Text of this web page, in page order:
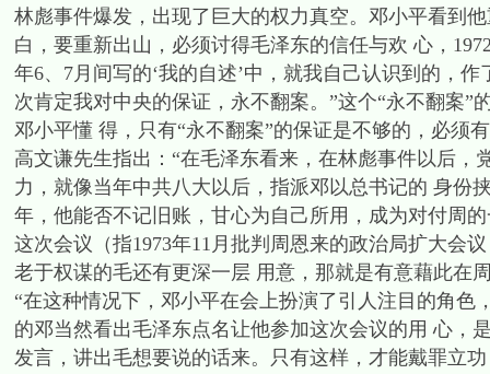
林彪事件爆发，出现了巨大的权力真空。邓小平看到
白，要重新出山，必须讨得毛泽东的信任与欢 心，
年6、7月间写的‘我的自述’中，就我自己认识到的，
次肯定我对中央的保证，永不翻案。”这个“永不翻案
邓小平懂 得，只有“永不翻案”的保证是不够的，必须
高文谦先生指出：“在毛泽东看来，在林彪事件以后
力，就像当年中共八大以后，指派邓以总书记的 身份
年，他能否不记旧账，甘心为自己所用，成为对付周
这次会议（指1973年11月批判周恩来的政治局扩大
老于权谋的毛还有更深一层 用意，那就是有意藉此在
“在这种情况下，邓小平在会上扮演了引人注目的角
的邓当然看出毛泽东点名让他参加这次会议的用 心，
发言，讲出毛想要说的话来。只有这样，才能戴罪立